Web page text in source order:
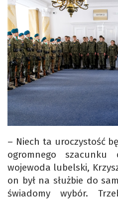
– Niech ta uroczystość
ogromnego
wojewoda lubelski,
on był na służbie do
świadomy wybór.